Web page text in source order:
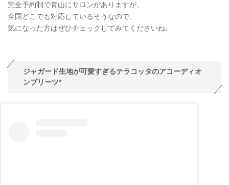
完全予約制で青山にサロンがありますが、
全国どこでも対応しているそうなので、
気になった方はぜひチェックしてみてくださいね♩
ジャガード生地が可愛すぎるテラコッタのアコーディオ
ンプリーツ*